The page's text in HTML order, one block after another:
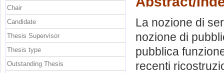
La nozione di
nozione di
pubblica
recenti
Chair
Candidate
Thesis Supervisor
Thesis type
Outstanding Thesis